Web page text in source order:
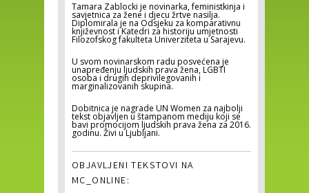
Tamara Zablocki je novinarka, feministkinja i
savjetnica za žene i djecu žrtve nasilja.
Diplomirala je na Odsjeku za komparativnu
književnost i Katedri za historiju umjetnosti
Filozofskog fakulteta Univerziteta u Sarajevu.
U svom novinarskom radu posvećena je
unapređenju ljudskih prava žena, LGBTI
osoba i drugih deprivilegovanih i
marginalizovanih skupina.
Dobitnica je nagrade UN Women za najbolji
tekst objavljen u štampanom mediju koji se
bavi promocijom ljudskih prava žena za 2016.
godinu. Živi u Ljubljani.
OBJAVLJENI TEKSTOVI NA
MC_ONLINE: